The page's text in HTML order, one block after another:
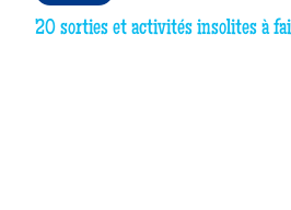
20 sorties et activités insolites à